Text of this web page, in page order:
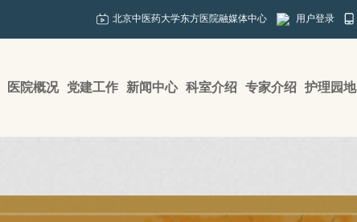
北京中医药大学东方医院融媒体中心 用户登录
医院概况 党建工作 新闻中心 科室介绍 专家介绍 护理园地